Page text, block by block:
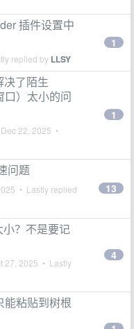
插件设置中
replied by LLSY
1
决了陌生
口）太小的问
Dec 22, 2025 •
1
问题
• Lastly replied
13
？不是要记
27, 2025 • Lastly
4
能粘贴到树根